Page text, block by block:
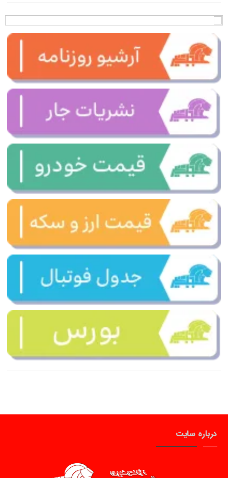
درباره سایت